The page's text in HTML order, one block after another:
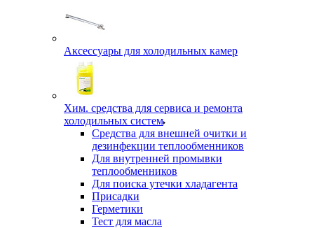
Аксессуары для холодильных камер
Хим. средства для сервиса и ремонта
холодильных систем
Средства для внешней очитки и
дезинфекции теплообменников
Для внутренней промывки
теплообменников
Для поиска утечки хладагента
Присадки
Герметики
Тест для масла